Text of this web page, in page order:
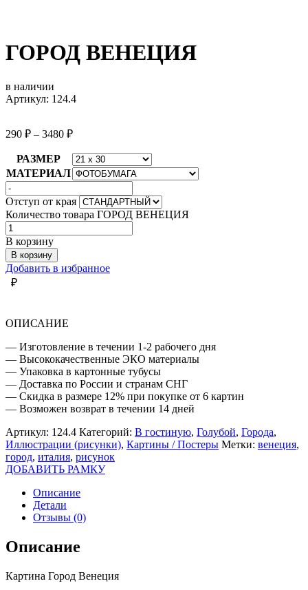
ГОРОД ВЕНЕЦИЯ
в наличии
Артикул: 124.4
290 ₽ – 3480 ₽
РАЗМЕР
МАТЕРИАЛ
Отступ от края
Количество товара ГОРОД ВЕНЕЦИЯ
В корзину
В корзину
Добавить в избранное
₽
ОПИСАНИЕ
— Изготовление в течении 1-2 рабочего дня
— Высококачественные ЭКО материалы
— Упаковка в картонные тубусы
— Доставка по России и странам СНГ
— Скидка в размере 12% при покупке от 6 картин
— Возможен возврат в течении 14 дней
Артикул: 124.4 Категорий: В гостиную, Голубой, Города,
Иллюстрации (рисунки), Картины / Постеры Метки: венеция,
город, италия, рисунок
ДОБАВИТЬ РАМКУ
Описание
Детали
Отзывы (0)
Описание
Картина Город Венеция